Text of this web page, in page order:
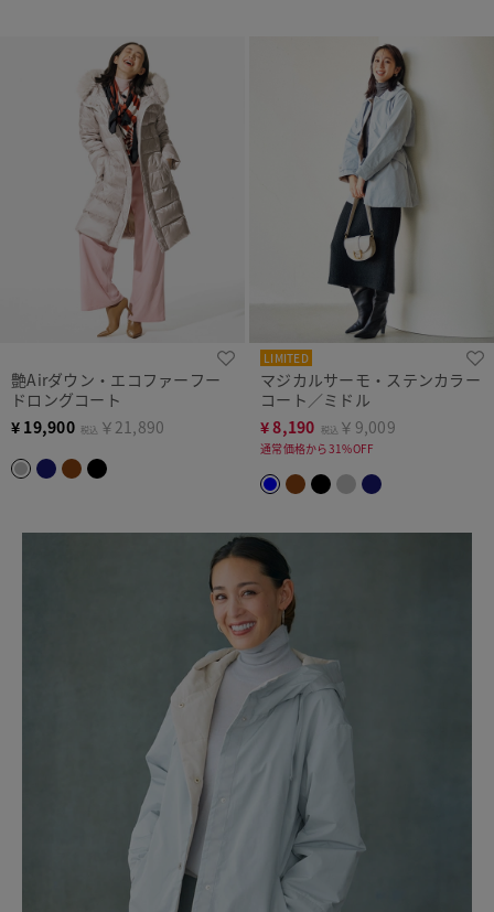
艶Airダウン・エコファーフー
ドロングコート
¥ 19,900 税込 ￥21,890
LIMITED
マジカルサーモ・ステンカラー
コート／ミドル
¥8,190 税込 ￥9,009
通常価格から31%OFF